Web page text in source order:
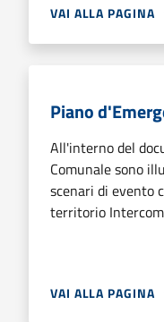
VAI ALLA PAGINA
Piano
All'interno del
Comunale sono
scenari di evento
territorio
VAI ALLA PAGINA